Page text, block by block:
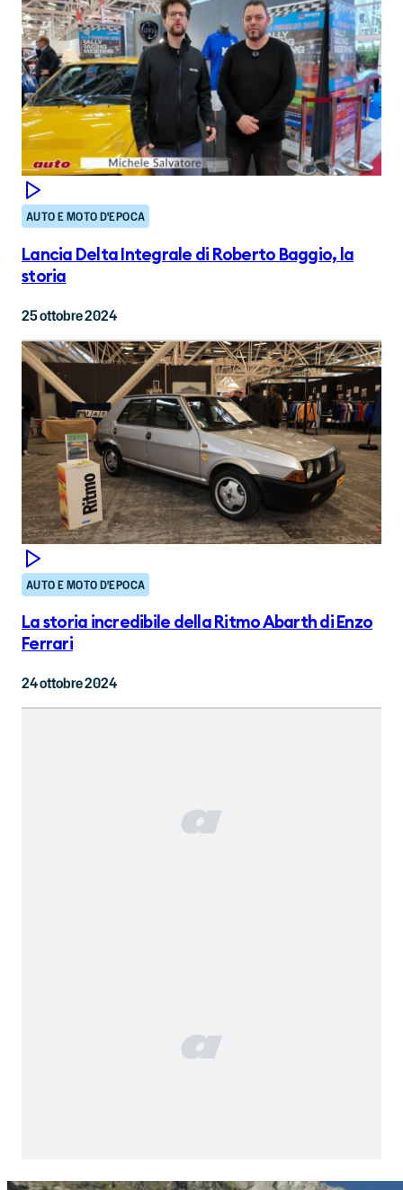
AUTO E MOTO D'EPOCA
Lancia Delta Integrale di Roberto Baggio, la
storia
25 ottobre 2024
AUTO E MOTO D'EPOCA
La storia incredibile della Ritmo Abarth di Enzo
Ferrari
24 ottobre 2024